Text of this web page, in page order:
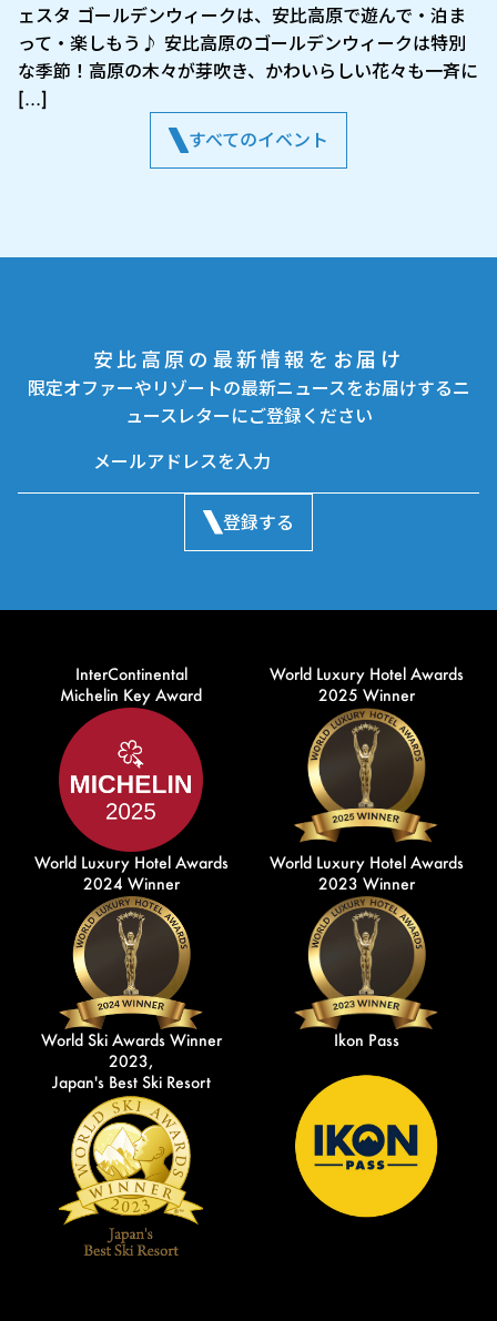
ェスタ ゴールデンウィークは、安比高原で遊んで・泊ま
って・楽しもう♪ 安比高原のゴールデンウィークは特別
な季節！高原の木々が芽吹き、かわいらしい花々も一斉に
[…]
すべてのイベント
安比高原の最新情報をお届け
限定オファーやリゾートの最新ニュースをお届けするニ
ュースレターにご登録ください
登録する
InterContinental
Michelin Key Award
World Luxury Hotel Awards
2025 Winner
World Luxury Hotel Awards
2024 Winner
World Luxury Hotel Awards
2023 Winner
World Ski Awards Winner
2023,
Japan's Best Ski Resort
Ikon Pass